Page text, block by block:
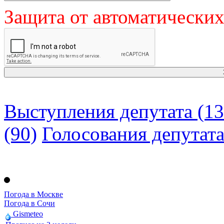
Защита от
Выступления депутата
(90) Голосования депутата
Погода в Москве
Погода в Сочи
Gismeteo